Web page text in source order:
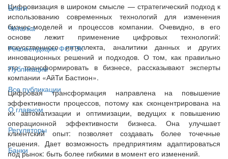
Блоги
Читалка
Рекомендации ФСТЭК
Публикации
Все публикации
О главном
Регуляторы
Банки
Цифровизация в широком смысле — стратегический подход к
использованию современных технологий для изменения
бизнес-моделей и процессов компании. Очевидно, в его
основе лежит применение цифровых технологий:
искусственного интеллекта, аналитики данных и других
инновационных решений и подходов. О том, как правильно
это трансформировать в бизнесе, рассказывают эксперты
компании «АйТи Бастион».
Цифровая трансформация направлена на повышение
эффективности процессов, потому как сконцентрирована на
их автоматизации и оптимизации, ведущих к повышению
операционной эффективности бизнеса. Она улучшает
клиентский опыт: позволяет создавать более точечные
решения. Дает возможность предприятиям адаптироваться
под рынок: быть более гибкими в момент его изменений.